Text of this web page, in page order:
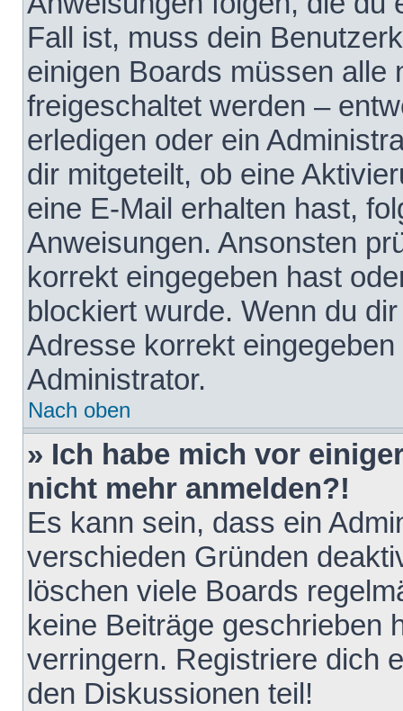
Fall ist, muss dein
einigen Boards müssen alle
freigeschaltet werden –
erledigen oder ein
dir mitgeteilt, ob eine
eine E-Mail erhalten hast,
Anweisungen. Ansonsten
korrekt eingegeben hast
blockiert wurde. Wenn du
Adresse korrekt
Administrator.
Nach oben
» Ich habe mich vor
nicht mehr anmelden?!
Es kann sein, dass ein
verschieden Gründen
löschen viele Boards
keine Beiträge geschrieben
verringern. Registriere dich
den Diskussionen teil!